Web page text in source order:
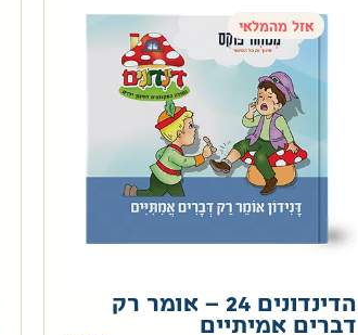
אזל מהמלאי
הדינדונים 24 – אומר רק
דברים אמיתיים